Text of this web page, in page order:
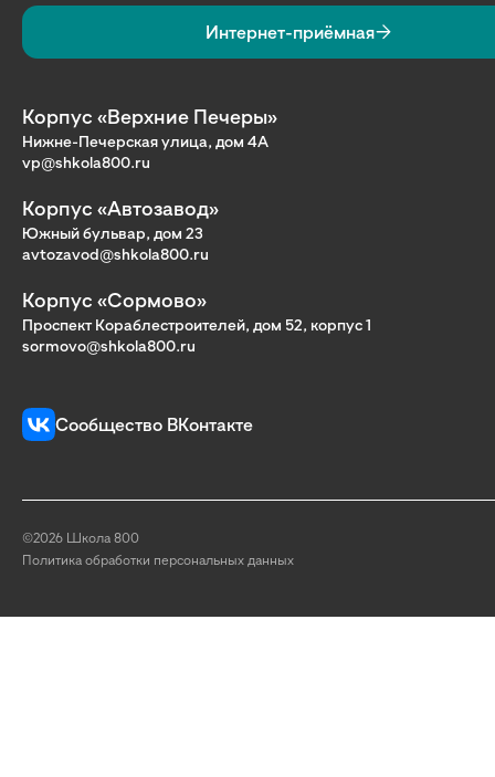
Интернет-приёмная
Корпус «Верхние Печеры»
Нижне-Печерская улица, дом 4А
vp@shkola800.ru
Корпус «Автозавод»
Южный бульвар, дом 23
avtozavod@shkola800.ru
Корпус «Сормово»
Проспект Кораблестроителей, дом 52, корпус 1
sormovo@shkola800.ru
Сообщество ВКонтакте
©2026 Школа 800
Политика обработки персональных данных